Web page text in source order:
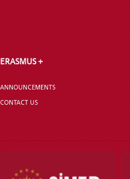
ERASMUS +
ANNOUNCEMENTS
CONTACT US